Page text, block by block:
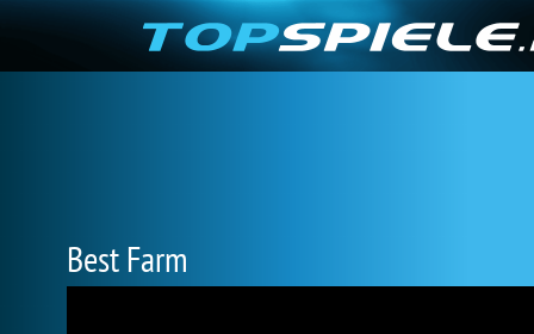
Best Farm